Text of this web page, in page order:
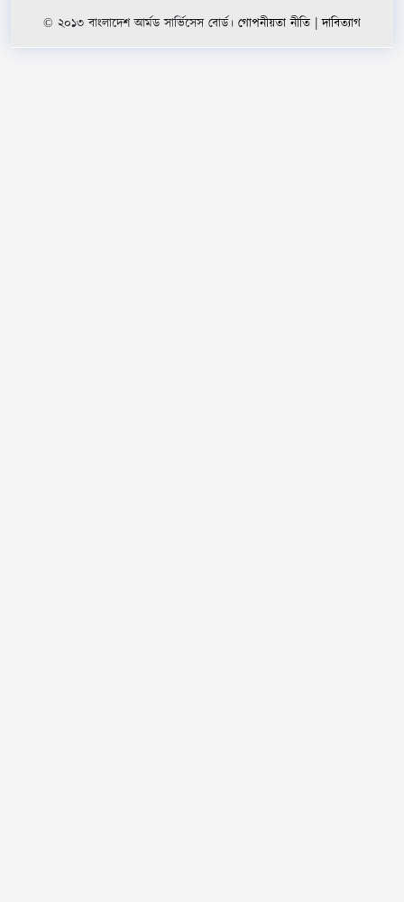
© ২০১৩ বাংলাদেশ আর্মড সার্ভিসেস বোর্ড। গোপনীয়তা নীতি |দাবিত্যাগ